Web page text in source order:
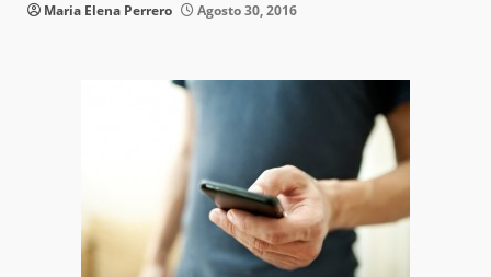
Maria Elena Perrero Agosto 30, 2016